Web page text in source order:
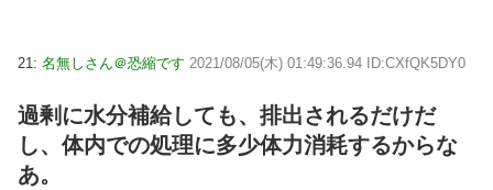
21: 名無しさん＠恐縮です 2021/08/05(木) 01:49:36.94 ID:CXfQK5DY0
過剰に水分補給しても、排出されるだけだ
し、体内での処理に多少体力消耗するからな
あ。